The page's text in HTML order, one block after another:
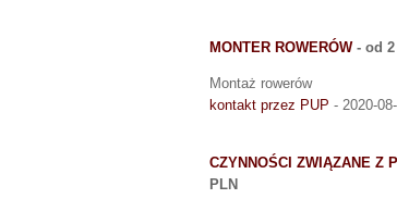
MONTER ROWERÓW- od 2
Montaż rowerów
kontakt przez PUP - 2020-
CZYNNOŚCI ZWIĄZANE Z
PLN